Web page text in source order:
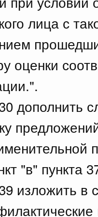
лица с
оценки
дополнить
"в" пункта
изложить
2024 г. № 179